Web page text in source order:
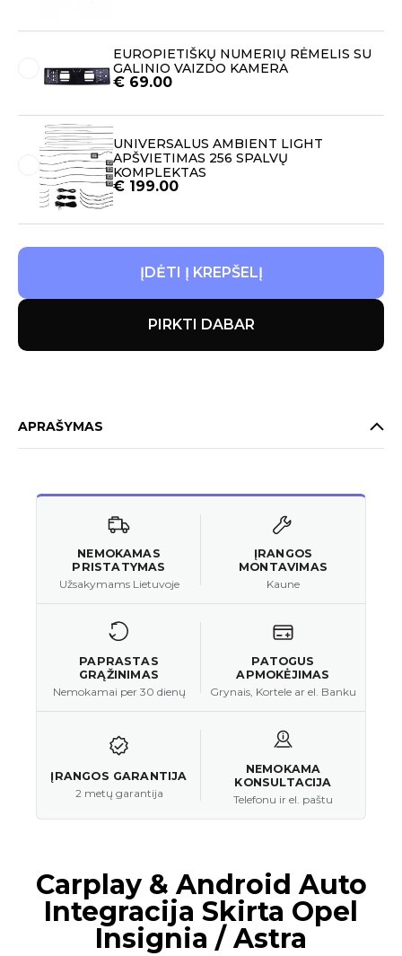
EUROPIETIŠKŲ NUMERIŲ RĖMELIS SU
GALINIO VAIZDO KAMERA
€ 69.00
UNIVERSALUS AMBIENT LIGHT
APŠVIETIMAS 256 SPALVŲ
KOMPLEKTAS
€ 199.00
ĮDĖTI Į KREPŠELĮ
PIRKTI DABAR
APRAŠYMAS
NEMOKAMAS
PRISTATYMAS
Užsakymams Lietuvoje
ĮRANGOS
MONTAVIMAS
Kaune
PAPRASTAS
GRĄŽINIMAS
Nemokamai per 30 dienų
PATOGUS
APMOKĖJIMAS
Grynais, Kortele ar el. Banku
ĮRANGOS GARANTIJA
2 metų garantija
NEMOKAMA
KONSULTACIJA
Telefonu ir el. paštu
Carplay & Android Auto
Integracija Skirta Opel
Insignia / Astra